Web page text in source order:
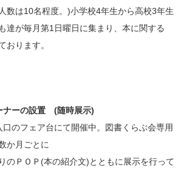
数は10名程度。)小学校4年生から高校3年生
達が毎月第1日曜日に集まり、本に関する
おります。
ーの設置 (随時展示)
のフェア台にて開催中。図書くらぶ会専用
か月ごとに
のＰＯＰ(本の紹介文)とともに展示を行って